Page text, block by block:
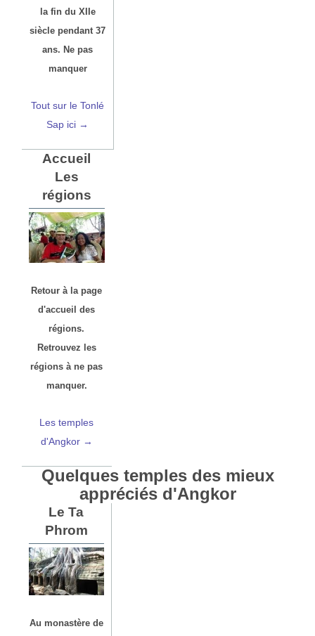
la fin du XIIe
siècle pendant 37
ans. Ne pas
manquer
Tout sur le Tonlé
Sap ici →
Accueil
Les
régions
Retour à la page
d'accueil des
régions.
Retrouvez les
régions à ne pas
manquer.
Les temples
d'Angkor →
Quelques temples des mieux
appréciés d'Angkor
Le Ta
Phrom
Au monastère de